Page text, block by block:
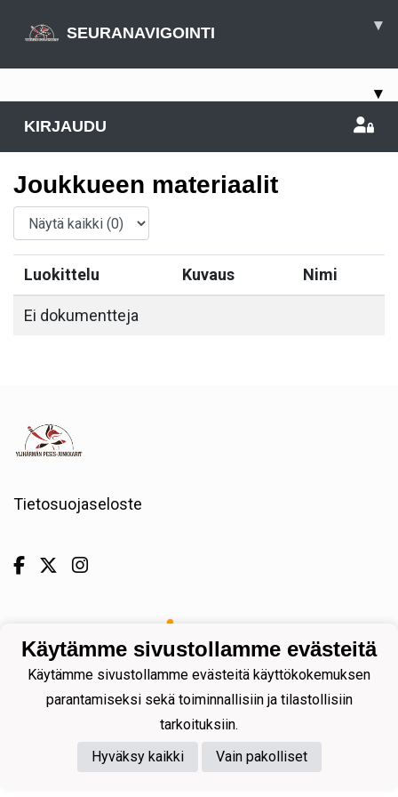
SEURANAVIGOINTI ▾
▾
KIRJAUDU
Joukkueen materiaalit
Luokittelu Kuvaus Nimi
Ei dokumentteja
Tietosuojaseloste
Käytämme sivustollamme evästeitä
Käytämme sivustollamme evästeitä käyttökokemuksen
parantamiseksi sekä toiminnallisiin ja tilastollisiin
tarkoituksiin.
Hyväksy kaikki
Vain pakolliset